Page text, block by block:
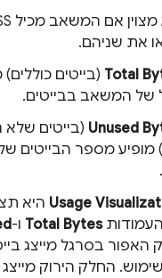
Total (בייטים
של המשאב בבייטים.
Unused (בייטים
מופיע מספר הבייטים
Usage היא
Total Bytes ו-
האפור בסרגל מייצג
החלק הירוק